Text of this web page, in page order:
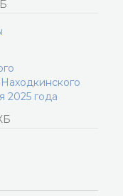
2025 года